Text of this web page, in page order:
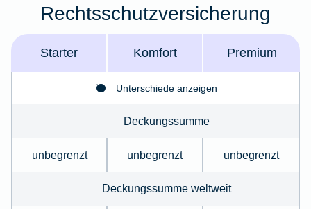
Rechtsschutzversicherung
Starter Komfort Premium
Unterschiede anzeigen
Deckungssumme
unbegrenzt unbegrenzt unbegrenzt
Deckungssumme weltweit